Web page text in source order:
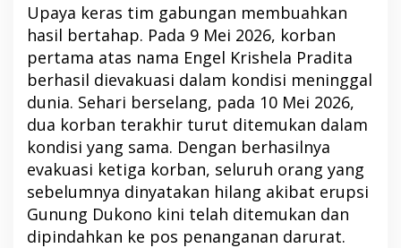
Upaya keras tim gabungan membuahkan
hasil bertahap. Pada 9 Mei 2026, korban
pertama atas nama Engel Krishela Pradita
berhasil dievakuasi dalam kondisi meninggal
dunia. Sehari berselang, pada 10 Mei 2026,
dua korban terakhir turut ditemukan dalam
kondisi yang sama. Dengan berhasilnya
evakuasi ketiga korban, seluruh orang yang
sebelumnya dinyatakan hilang akibat erupsi
Gunung Dukono kini telah ditemukan dan
dipindahkan ke pos penanganan darurat.